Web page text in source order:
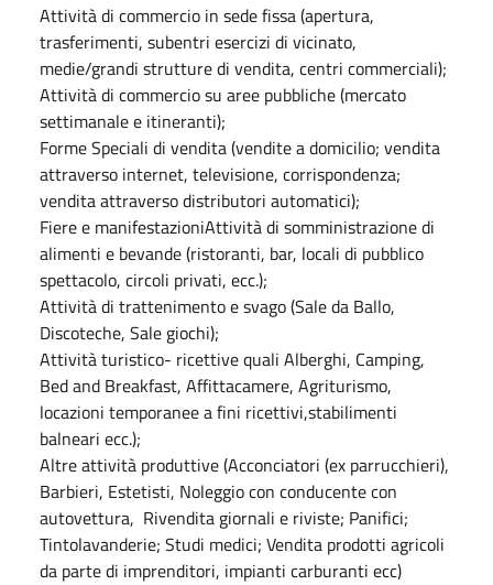
Attività di commercio in sede fissa (apertura,
trasferimenti, subentri esercizi di vicinato,
medie/grandi strutture di vendita, centri commerciali);
Attività di commercio su aree pubbliche (mercato
settimanale e itineranti);
Forme Speciali di vendita (vendite a domicilio; vendita
attraverso internet, televisione, corrispondenza;
vendita attraverso distributori automatici);
Fiere e manifestazioniAttività di somministrazione di
alimenti e bevande (ristoranti, bar, locali di pubblico
spettacolo, circoli privati, ecc.);
Attività di trattenimento e svago (Sale da Ballo,
Discoteche, Sale giochi);
Attività turistico- ricettive quali Alberghi, Camping,
Bed and Breakfast, Affittacamere, Agriturismo,
locazioni temporanee a fini ricettivi,stabilimenti
balneari ecc.);
Altre attività produttive (Acconciatori (ex parrucchieri),
Barbieri, Estetisti, Noleggio con conducente con
autovettura, Rivendita giornali e riviste; Panifici;
Tintolavanderie; Studi medici; Vendita prodotti agricoli
da parte di imprenditori, impianti carburanti ecc)